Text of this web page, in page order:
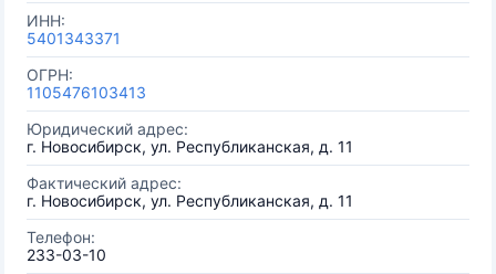
ИНН:
5401343371
ОГРН:
1105476103413
Юридический адрес:
г. Новосибирск, ул. Республиканская, д. 11
Фактический адрес:
г. Новосибирск, ул. Республиканская, д. 11
Телефон:
233-03-10